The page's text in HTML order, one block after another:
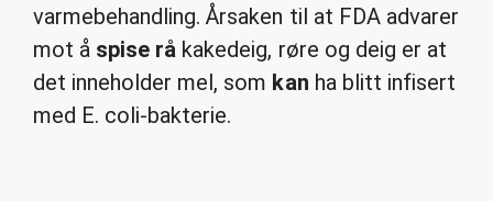
varmebehandling. Årsaken til at FDA advarer
mot å spise rå kakedeig, røre og deig er at
det inneholder mel, som kan ha blitt infisert
med E. coli-bakterie.